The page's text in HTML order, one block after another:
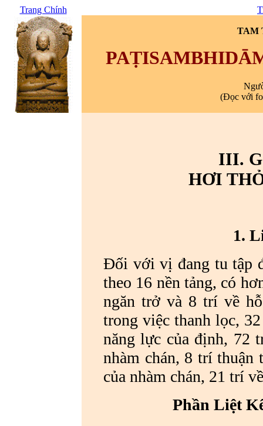
Trang Chính
TAM
(Đọc với
III.
HƠI
1.
Đối với vị đang tu tập
theo 16 nền tảng, có
ngăn trở và 8 trí về
trong việc thanh lọc,
năng lực của định, 72
nhàm chán, 8 trí thuận
của nhàm chán, 21 trí
Phần Liệt